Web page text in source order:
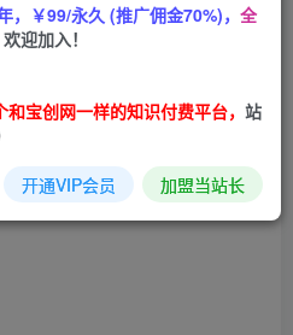
剪辑出影视作品，包括调色、
，￥99/永久 (推广佣金70%)， 全
迎加入！
宝创网一样的知识付费平台， 站
开通VIP会员 加盟当站长